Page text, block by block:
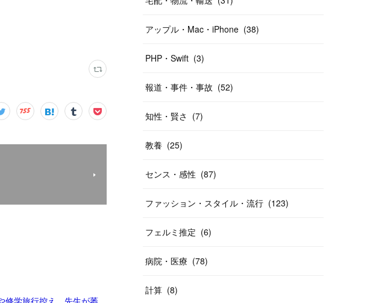
「「もはや、生徒にレンズを向けられない雰囲気」。後絶たない教員による盗撮、現場に波紋――運動会や修学旅行控え、先生が萎縮するワケ | 鹿児島のニュース | 南日本新聞デジタル」
アップル・Mac・iPhone (38)
PHP・Swift (3)
報道・事件・事故 (52)
知性・賢さ (7)
教養 (25)
センス・感性 (87)
ファッション・スタイル・流行 (123)
フェルミ推定 (6)
病院・医療 (78)
計算 (8)